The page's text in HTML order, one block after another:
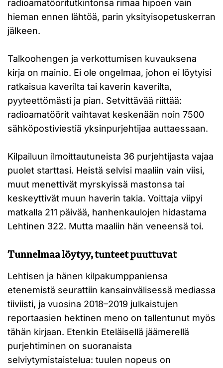
radioamatööritutkintonsa rimaa hipoen vain
hieman ennen lähtöä, parin yksityisopetuskerran
jälkeen.
Talkoohengen ja verkottumisen kuvauksena
kirja on mainio. Ei ole ongelmaa, johon ei löytyisi
ratkaisua kaverilta tai kaverin kaverilta,
pyyteettömästi ja pian. Setvittävää riittää:
radioamatöörit vaihtavat keskenään noin 7500
sähköpostiviestiä yksinpurjehtijaa auttaessaan.
Kilpailuun ilmoittautuneista 36 purjehtijasta vajaa
puolet starttasi. Heistä selvisi maaliin vain viisi,
muut menettivät myrskyissä mastonsa tai
keskeyttivät muun haverin takia. Voittaja viipyi
matkalla 211 päivää, hanhenkaulojen hidastama
Lehtinen 322. Mutta maaliin hän veneensä toi.
Tunnelmaa löytyy, tunteet puuttuvat
Lehtisen ja hänen kilpakumppaniensa
etenemistä seurattiin kansainvälisessä mediassa
tiiviisti, ja vuosina 2018–2019 julkaistujen
reportaasien hektinen meno on tallentunut myös
tähän kirjaan. Etenkin Eteläisellä jäämerellä
purjehtiminen on suoranaista
selviytymistaistelua: tuulen nopeus on